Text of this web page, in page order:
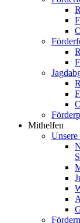
Mithelfen
Unsere